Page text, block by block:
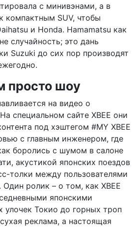
с минивэнами, а в
компактным SUV, чтобы
и Honda. Hamamatsu как
случайность; это дань
Suzuki до сих пор производят
просто шоу
на видео о
специальном сайте XBEE они
под хэштегом #MY XBEE
с главным инженером, где
боролись с шумом в салоне
акустикой японских поездов
толки между пользователями
Один ролик – о том, как XBEE
японскими
улочек Токио до горных троп
реклама, а настоящая